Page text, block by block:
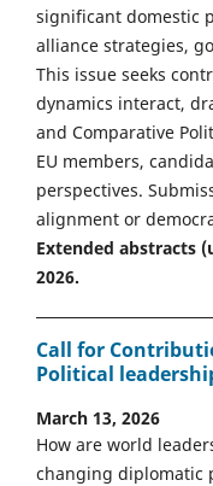
significant domestic
alliance strategies,
This issue seeks
dynamics interact,
and Comparative
EU members,
perspectives.
alignment or
Extended abstracts
2026.
Call for
Political
March 13, 2026
How are world
changing diplomatic